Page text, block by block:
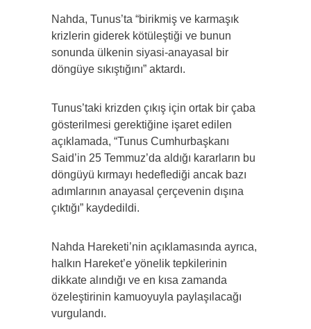
Nahda, Tunus’ta “birikmiş ve karmaşık
krizlerin giderek kötüleştiği ve bunun
sonunda ülkenin siyasi-anayasal bir
döngüye sıkıştığını” aktardı.
Tunus’taki krizden çıkış için ortak bir çaba
gösterilmesi gerektiğine işaret edilen
açıklamada, “Tunus Cumhurbaşkanı
Said’in 25 Temmuz’da aldığı kararların bu
döngüyü kırmayı hedeflediği ancak bazı
adımlarının anayasal çerçevenin dışına
çıktığı” kaydedildi.
Nahda Hareketi’nin açıklamasında ayrıca,
halkın Hareket’e yönelik tepkilerinin
dikkate alındığı ve en kısa zamanda
özeleştirinin kamuoyuyla paylaşılacağı
vurgulandı.